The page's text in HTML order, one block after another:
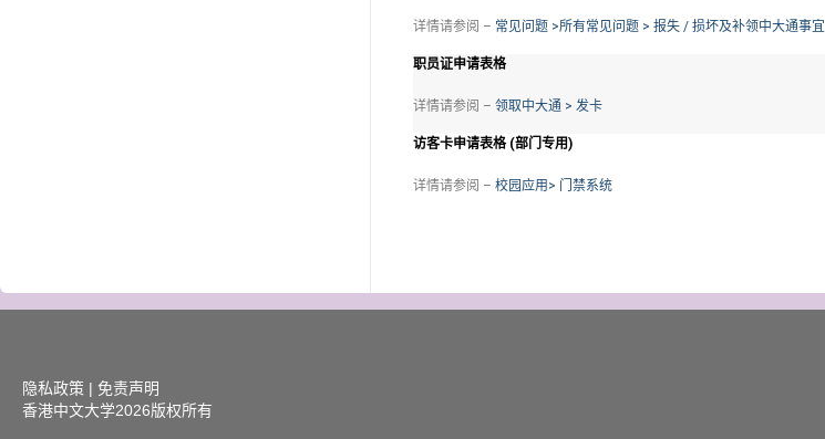
详情请参阅 – 常见问题 >所有常见问题 > 报失 / 损坏及补领中大通事宜
职员证申请表格
详情请参阅 – 领取中大通 > 发卡
访客卡申请表格 (部门专用)
详情请参阅 – 校园应用> 门禁系统
隐私政策 | 免责声明
香港中文大学2026版权所有